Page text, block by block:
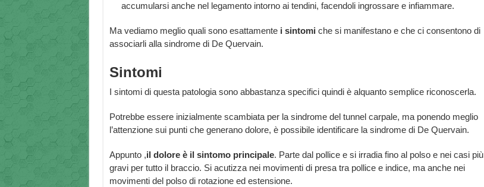
accumularsi anche nel legamento intorno ai tendini, facendoli ingrossare e infiammare.
Ma vediamo meglio quali sono esattamente i sintomi che si manifestano e che ci consentono di
associarli alla sindrome di De Quervain.
Sintomi
I sintomi di questa patologia sono abbastanza specifici quindi è alquanto semplice riconoscerla.
Potrebbe essere inizialmente scambiata per la sindrome del tunnel carpale, ma ponendo meglio
l’attenzione sui punti che generano dolore, è possibile identificare la sindrome di De Quervain.
Appunto ,il dolore è il sintomo principale. Parte dal pollice e si irradia fino al polso e nei casi più
gravi per tutto il braccio. Si acutizza nei movimenti di presa tra pollice e indice, ma anche nei
movimenti del polso di rotazione ed estensione.